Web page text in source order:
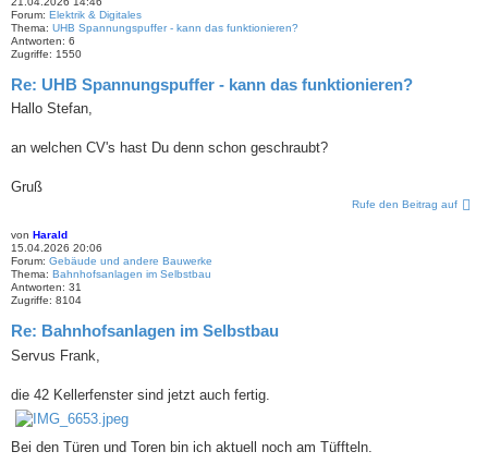
Forum: Elektrik & Digitales
Thema: UHB Spannungspuffer - kann das funktionieren?
Antworten: 6
Zugriffe: 1550
Re: UHB Spannungspuffer - kann das funktionieren?
Hallo Stefan,
an welchen CV's hast Du denn schon geschraubt?
Gruß
Rufe den Beitrag auf
von Harald
15.04.2026 20:06
Forum: Gebäude und andere Bauwerke
Thema: Bahnhofsanlagen im Selbstbau
Antworten: 31
Zugriffe: 8104
Re: Bahnhofsanlagen im Selbstbau
Servus Frank,
die 42 Kellerfenster sind jetzt auch fertig.
Bei den Türen und Toren bin ich aktuell noch am Tüffteln.